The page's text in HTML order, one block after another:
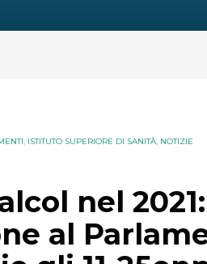
, ISTITUTO SUPERIORE DI SANITÀ, NOTIZIE
nel
al